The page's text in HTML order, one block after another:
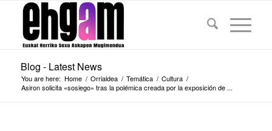
Blog - Latest News
You are here: Home / Orrialdea / Temática / Cultura /
Asiron solicita «sosiego» tras la polémica creada por la exposición de ...